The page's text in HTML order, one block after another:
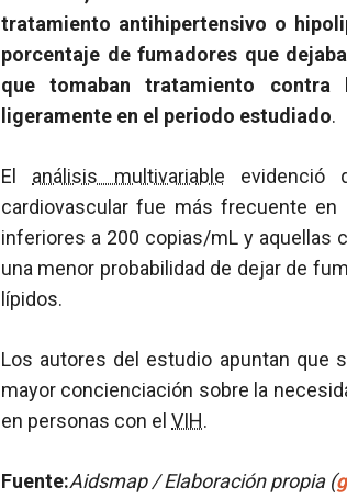
tratamiento antihipertensivo o
porcentaje de fumadores que
que tomaban tratamiento contra
ligeramente en el periodo estudiado.
El análisis multivariable evidenció
cardiovascular fue más frecuente
inferiores a 200 copias/mL y aquellas
una menor probabilidad de dejar de
lípidos.
Los autores del estudio apuntan que
mayor concienciación sobre la
en personas con el VIH.
Fuente:Aidsmap / Elaboración propia (